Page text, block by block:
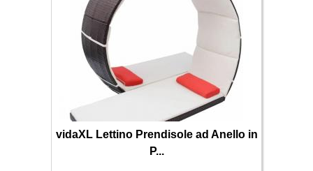
vidaXL Lettino Prendisole ad Anello in
P...